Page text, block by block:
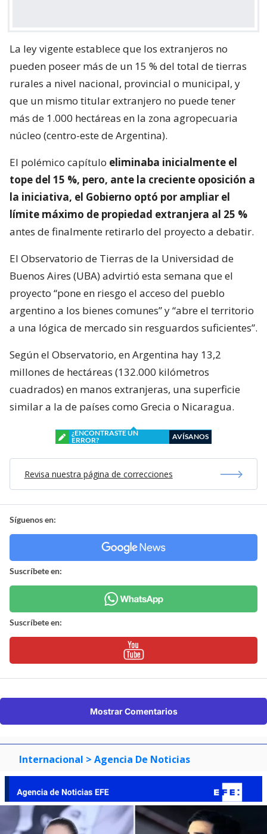
La ley vigente establece que los extranjeros no
pueden poseer más de un 15 % del total de tierras
rurales a nivel nacional, provincial o municipal, y
que un mismo titular extranjero no puede tener
más de 1.000 hectáreas en la zona agropecuaria
núcleo (centro-este de Argentina).
El polémico capítulo eliminaba inicialmente el
tope del 15 %, pero, ante la creciente oposición a
la iniciativa, el Gobierno optó por ampliar el
límite máximo de propiedad extranjera al 25 %
antes de finalmente retirarlo del proyecto a debatir.
El Observatorio de Tierras de la Universidad de
Buenos Aires (UBA) advirtió esta semana que el
proyecto “pone en riesgo el acceso del pueblo
argentino a los bienes comunes” y “abre el territorio
a una lógica de mercado sin resguardos suficientes”.
Según el Observatorio, en Argentina hay 13,2
millones de hectáreas (132.000 kilómetros
cuadrados) en manos extranjeras, una superficie
similar a la de países como Grecia o Nicaragua.
¿ENCONTRASTE UN
ERROR?
AVÍSANOS
Revisa nuestra página de correcciones
Síguenos en:
Suscríbete en:
Suscríbete en:
Mostrar Comentarios
Internacional > Agencia De Noticias